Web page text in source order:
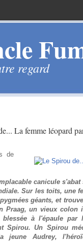
regard
La femme léopard
de
canicule
Sur les toits, une
géants, et
Praag, un vieux colon
blessée à l'épaule
Spirou. Un Spirou
jeune Audrey,